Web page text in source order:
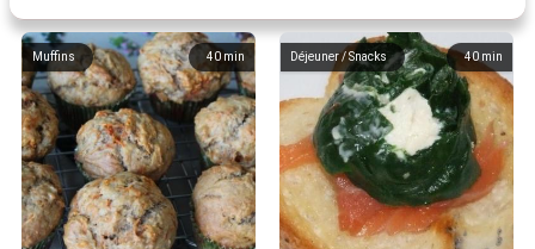
40 min
Muffins 40 min
Déjeuner / Snacks